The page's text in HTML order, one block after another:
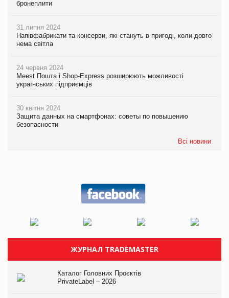
бронеплити
31 липня 2024
Напівфабрикати та консерви, які стануть в пригоді, коли довго
нема світла
24 червня 2024
Meest Пошта і Shop-Express розширюють можливості
українських підприємців
30 квітня 2024
Защита данных на смартфонах: советы по повышению
безопасности
Всі новини
ЖУРНАЛ TRADEMASTER
Каталог Головних Проєктів
PrivateLabel – 2026